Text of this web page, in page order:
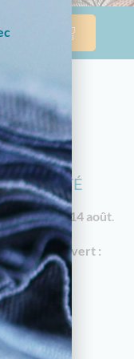
EST
D'ÉTÉ
vendredi 14 août
reste ouvert :
à